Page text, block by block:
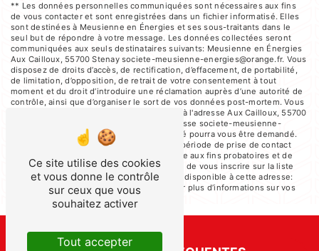
** Les données personnelles communiquées sont nécessaires aux fins
de vous contacter et sont enregistrées dans un fichier informatisé. Elles
sont destinées à Meusienne en Énergies et ses sous-traitants dans le
seul but de répondre à votre message. Les données collectées seront
communiquées aux seuls destinataires suivants: Meusienne en Énergies
Aux Cailloux, 55700 Stenay societe-meusienne-energies@orange.fr. Vous
disposez de droits d’accès, de rectification, d’effacement, de portabilité,
de limitation, d’opposition, de retrait de votre consentement à tout
moment et du droit d’introduire une réclamation auprès d’une autorité de
contrôle, ainsi que d’organiser le sort de vos données post-mortem. Vous
pouvez exercer ces droits par voie postale à l'adresse Aux Cailloux, 55700
Stenay ou par courrier électronique à l'adresse societe-meusienne-
energies@orange.fr. Un justificatif d'identité pourra vous être demandé.
Nous conservons vos données pendant la période de prise de contact
puis pendant la durée de prescription légale aux fins probatoires et de
gestion des contentieux. Vous avez le droit de vous inscrire sur la liste
d'opposition au démarchage téléphonique, disponible à cette adresse:
Bloctel.gouv.fr . Consultez le site cnil.fr pour plus d’informations sur vos
Ce site utilise des cookies
et vous donne le contrôle
sur ceux que vous
souhaitez activer
Tout accepter